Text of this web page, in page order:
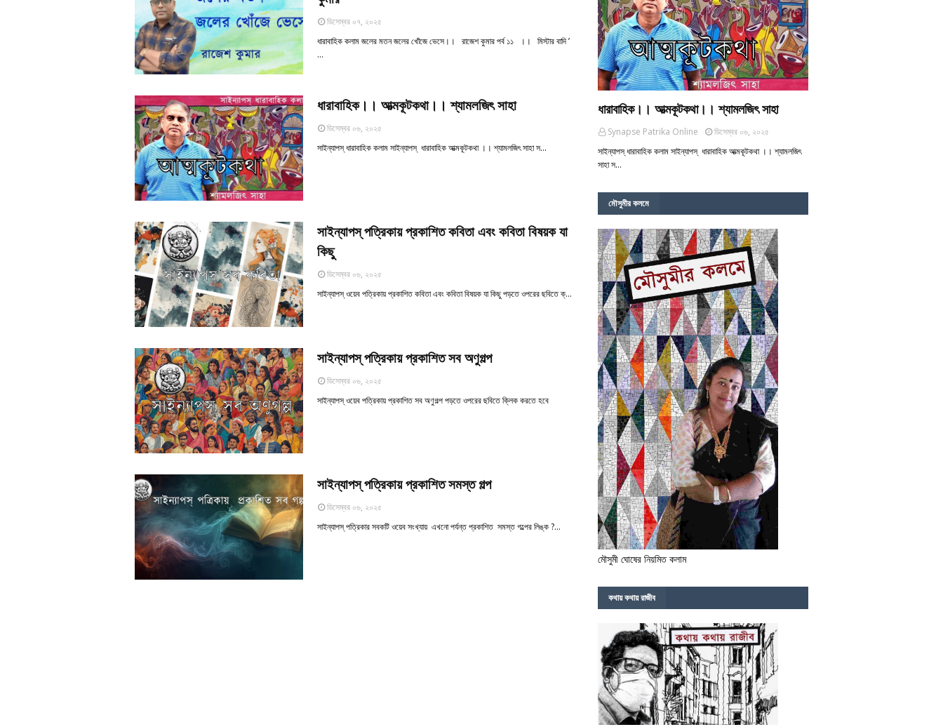
ডিসেম্বর ০৭, ২০২৫
ধারাবাহিক কলাম জলের মতন জলের খোঁজে ভেসে।। রাজেশ কুমার পর্ব ১১ ।। মিস্টার বাদি ’
…
ধারাবাহিক।। আত্মকূটকথা।। শ্যামলজিৎ সাহা
ডিসেম্বর ০৬, ২০২৫
সাইন্যাপস্‌ ধারাবাহিক কলাম সাইন্যাপস্ ‌ ধারাবাহিক আত্মকূটকথা ।। শ্যামলজিৎ সাহা স…
সাইন্যাপস্‌ পত্রিকায় প্রকাশিত কবিতা এবং কবিতা বিষয়ক যা
কিছু
ডিসেম্বর ০৬, ২০২৫
সাইন্যাপস্‌ ওয়েব পত্রিকায় প্রকাশিত কবিতা এবং কবিতা বিষয়ক যা কিছু পড়তে ওপরের ছবিতে ক্…
সাইন্যাপস্‌ পত্রিকায় প্রকাশিত সব অণুগল্প
ডিসেম্বর ০৬, ২০২৫
সাইন্যাপস্‌ ওয়েব পত্রিকায় প্রকাশিত সব অণুগল্প পড়তে ওপরের ছবিতে ক্লিক করতে হবে
সাইন্যাপস্‌ পত্রিকায় প্রকাশিত সমস্ত গল্প
ডিসেম্বর ০৬, ২০২৫
সাইন্যাপস্‌ পত্রিকার সবকটি ওয়েব সংখ্যায় এখনো পর্যন্ত প্রকাশিত সমস্ত গল্পের লিঙ্ক ?…
ধারাবাহিক।। আত্মকূটকথা।। শ্যামলজিৎ সাহা
Synapse Patrika Online
ডিসেম্বর ০৬, ২০২৫
সাইন্যাপস্‌ ধারাবাহিক কলাম সাইন্যাপস্ ‌ ধারাবাহিক আত্মকূটকথা ।। শ্যামলজিৎ
সাহা স…
মৌসুমীর কলমে
মৌসুমী ঘোষের নিয়মিত কলাম
কথায় কথায় রাজীব